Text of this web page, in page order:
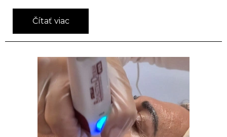
Čítať viac